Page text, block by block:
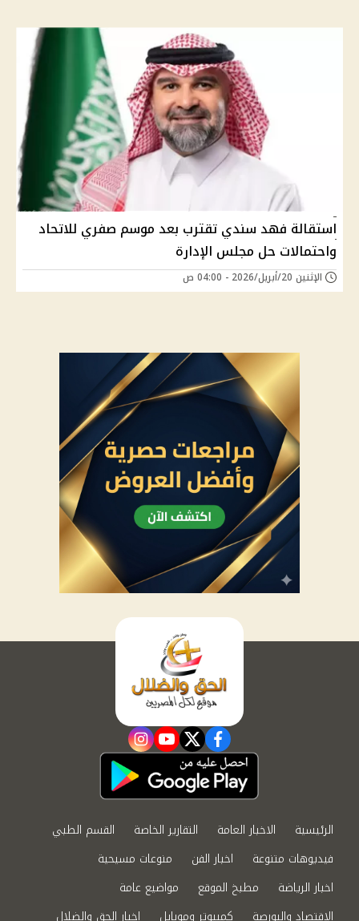
استقالة فهد سندي تقترب بعد موسم صفري للاتحاد
واحتمالات حل مجلس الإدارة
الإثنين 20/أبريل/2026 - 04:00 ص
facebook
twitter
youtube
instagram
الرئيسية الاخبار العامة التقارير الخاصة
القسم الطبي
فيديوهات متنوعة
اخبار الفن
منوعات مسيحية
اخبار الرياضة
مطبخ الموقع
مواضيع عامة
الاقتصاد والبورصة
كمبيوتر وموبايل اخبار الحق والضلال